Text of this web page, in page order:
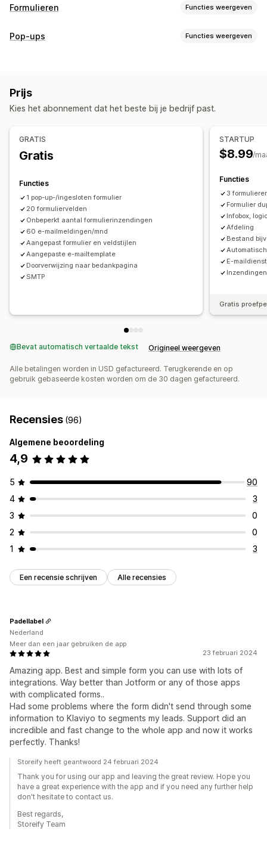
Formulieren Functies weergeven
Formuliertypen
Aanpassing
Aangepaste velden
Aangepaste JavaScript
Voorwaardelijke logica
Gegevensbeheer
E-mailantwoorden Automatische synchronisatie
Gegevensexport Dashboard
Analytics
CAPTCHA
Pop-ups Functies weergeven
Formulieren
Triggers en regels
Prijs
Kies het abonnement dat het beste bij je bedrijf past.
GRATIS
Gratis
Functies
1 pop-up-/ingesloten formulier
20 formuliervelden
Onbeperkt aantal formulierinzendingen
60 e-mailmeldingen/mnd
Aangepast formulier en veldstijlen
Aangepaste e-mailtemplate
Doorverwijzing naar bedankpagina
SMTP
STARTUP
$8.99/
Functies
3
Formulier
Infobox,
Afdeling
Bestand
E-
Gratis
Bevat automatisch vertaalde tekst Origineel weergeven
Alle betalingen worden in USD gefactureerd. Terugkerende en op
gebruik gebaseerde kosten worden om de 30 dagen gefactureerd.
Recensies (96)
Algemene beoordeling
4,9
5
90
4
3
3
0
2
0
1
3
Een recensie schrijven Alle recensies
23 februari 2024
Amazing app. Best and simple form you can use with lots of
integrations. Way better than Jotform or any of those apps
with complicated forms..
Had some problems where the form didn't send through some
information to Klaviyo to segments my leads. Support did an
incredible and fast change to the whole app and now it works
perfectly. Thanks!
Padellabel
Nederland
Meer dan een jaar gebruiken de app
Storeify heeft geantwoord 24 februari 2024
Thank you for using our app and leaving the great review. Hope you
have a great experience with the app and if you need any further help
don't hesitate to contact us.
Best regards,
Storeify Team